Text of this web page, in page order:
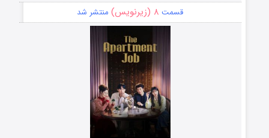
قسمت ۸ (زیرنویس) منتشر شد